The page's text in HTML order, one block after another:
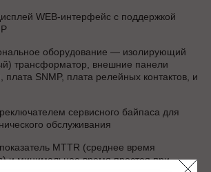
WEB-интерфейс с поддержкой
оборудование — изолирующий
трансформатор, внешние панели
плата SNMP, плата релейных контактов, и
сервисного байпаса для
обслуживания
MTTR (среднее время
и минимальное время простоя при